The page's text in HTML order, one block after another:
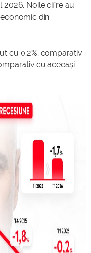
2026. Noile cifre au
din
cu 0,2%, comparativ
cu aceeași